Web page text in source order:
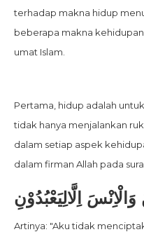
terhadap makna hidup
beberapa makna
umat Islam.
Pertama, hidup adalah
tidak hanya menjalankan
dalam setiap aspek
dalam firman Allah pada
اِلَّالِيَعْبُدُوْنِ
Artinya: "Aku tidak